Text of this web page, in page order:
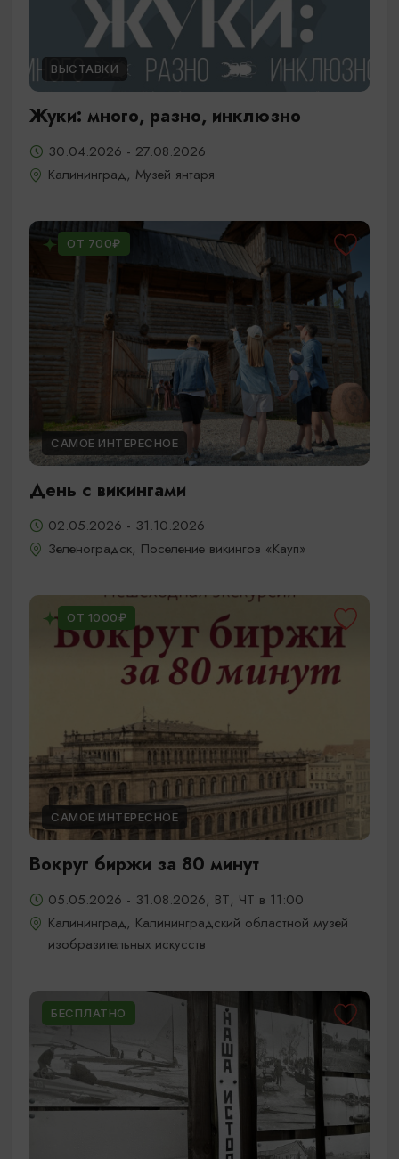
ВЫСТАВКИ
Жуки: много, разно, инклюзно
30.04.2026 - 27.08.2026
Калининград, Музей янтаря
ОТ 700₽
САМОЕ ИНТЕРЕСНОЕ
День с викингами
02.05.2026 - 31.10.2026
Зеленоградск, Поселение викингов «Кауп»
ОТ 1000₽
САМОЕ ИНТЕРЕСНОЕ
Вокруг биржи за 80 минут
05.05.2026 - 31.08.2026, ВТ, ЧТ в 11:00
Калининград, Калининградский областной музей
изобразительных искусств
БЕСПЛАТНО